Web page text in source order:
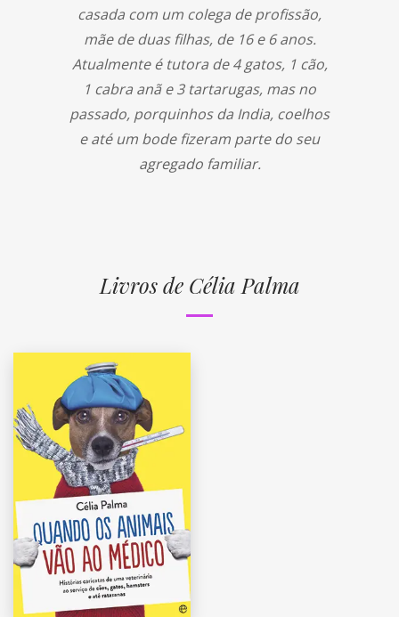
casada com um colega de profissão,
mãe de duas filhas, de 16 e 6 anos.
Atualmente é tutora de 4 gatos, 1 cão,
1 cabra anã e 3 tartarugas, mas no
passado, porquinhos da India, coelhos
e até um bode fizeram parte do seu
agregado familiar.
Livros de Célia Palma